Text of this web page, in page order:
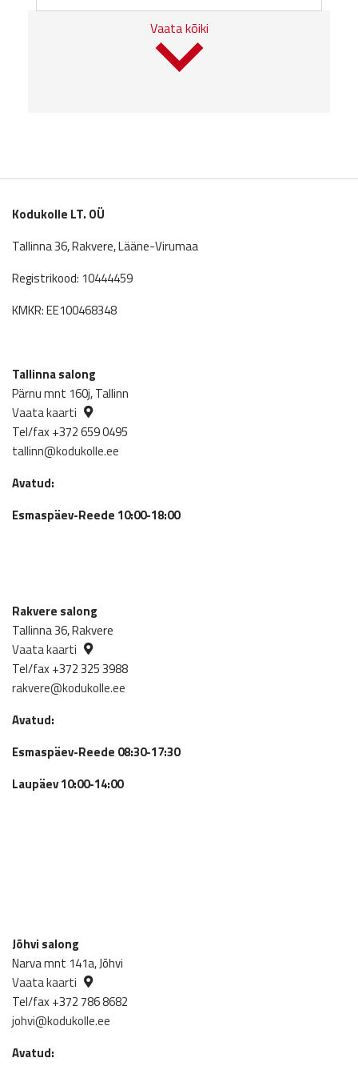
Vaata kõiki
Kodukolle LT. OÜ
Tallinna 36, Rakvere, Lääne-Virumaa
Registrikood: 10444459
KMKR: EE100468348
Tallinna salong
Pärnu mnt 160j, Tallinn
Vaata kaarti
Tel/fax +372 659 0495
tallinn@kodukolle.ee
Avatud:
Esmaspäev-Reede 10:00-18:00
Rakvere salong
Tallinna 36, Rakvere
Vaata kaarti
Tel/fax +372 325 3988
rakvere@kodukolle.ee
Avatud:
Esmaspäev-Reede 08:30-17:30
Laupäev 10:00-14:00
Jõhvi salong
Narva mnt 141a, Jõhvi
Vaata kaarti
Tel/fax +372 786 8682
johvi@kodukolle.ee
Avatud: